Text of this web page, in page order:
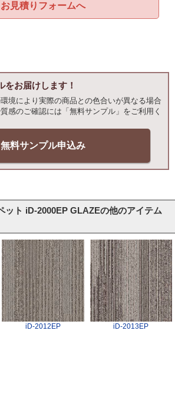
お見積りフォームへ
をお届けします！
境により実際の商品との色合いが異なる場合
感のご確認には「無料サンプル」をご利用く
無料サンプル申込み
ット iD-2000EP GLAZEの他のアイテム
iD-2012EP iD-2013EP